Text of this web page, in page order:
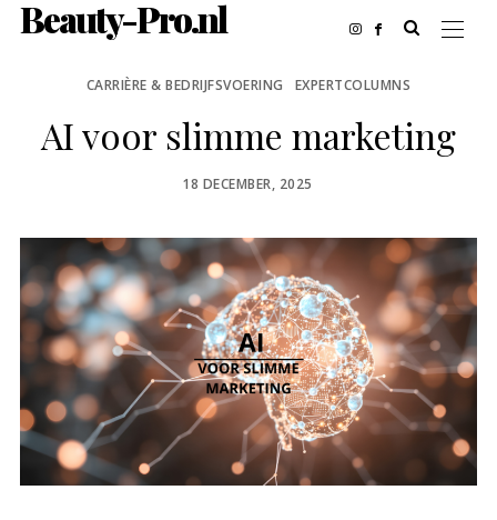
Beauty-Pro.nl
CARRIÈRE & BEDRIJFSVOERING EXPERTCOLUMNS
AI voor slimme marketing
POSTED
18 DECEMBER, 2025